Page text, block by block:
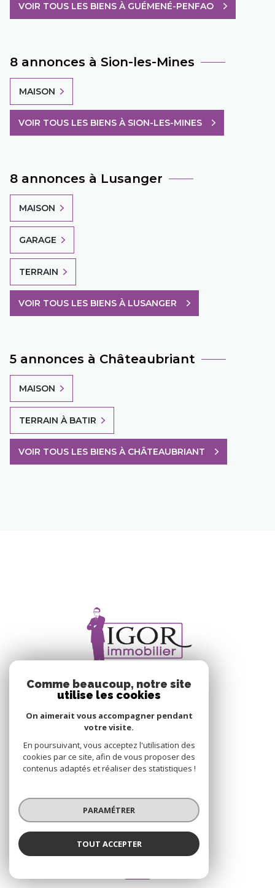
VOIR TOUS LES BIENS À GUÉMENÉ-PENFAO
8 annonces à Sion-les-Mines
MAISON
VOIR TOUS LES BIENS À SION-LES-MINES
8 annonces à Lusanger
MAISON
GARAGE
TERRAIN
VOIR TOUS LES BIENS À LUSANGER
5 annonces à Châteaubriant
MAISON
TERRAIN À BATIR
VOIR TOUS LES BIENS À CHÂTEAUBRIANT
IGOR IMMOBILIER
8 PLACE BON ACCUEIL,
44590DERVAL
02 40 55 39 68
igorimmobilier@orange.fr
Comme beaucoup, notre site
utilise les cookies
On aimerait vous accompagner pendant
votre visite.
En poursuivant, vous acceptez l'utilisation des
cookies par ce site, afin de vous proposer des
contenus adaptés et réaliser des statistiques !
PARAMÉTRER
TOUT ACCEPTER